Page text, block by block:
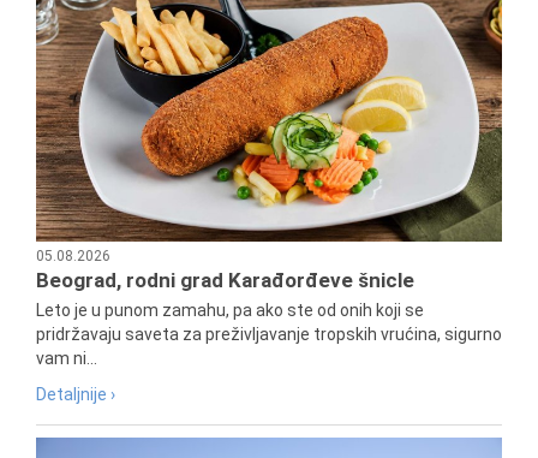
05.08.2026
Beograd, rodni grad Karađorđeve šnicle
Leto je u punom zamahu, pa ako ste od onih koji se
pridržavaju saveta za preživljavanje tropskih vrućina, sigurno
vam ni...
Detaljnije ›